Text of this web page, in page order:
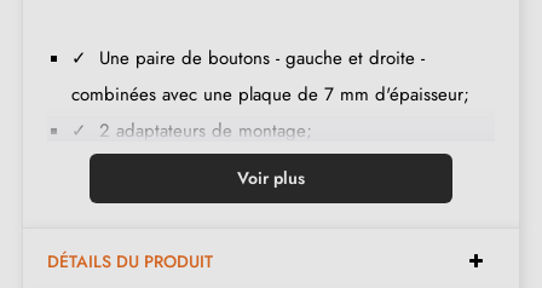
✓ Une paire de boutons - gauche et droite -
combinées avec une plaque de 7 mm d'épaisseur;
✓ 2 adaptateurs de montage;
✓ 1 tige carrée de 8mm et de 7mm de diamètre
✓ 2 vis traversantes M4; (pour fixer les adaptateurs à
✓ 2 vis et une clé Allen de 3 mm (pour fixer les
Voir plus
DÉTAILS DU PRODUIT